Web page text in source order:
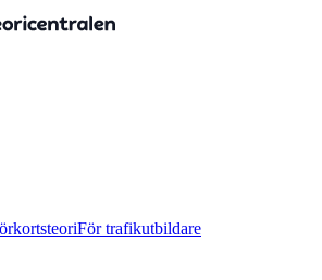
För trafikutbildare